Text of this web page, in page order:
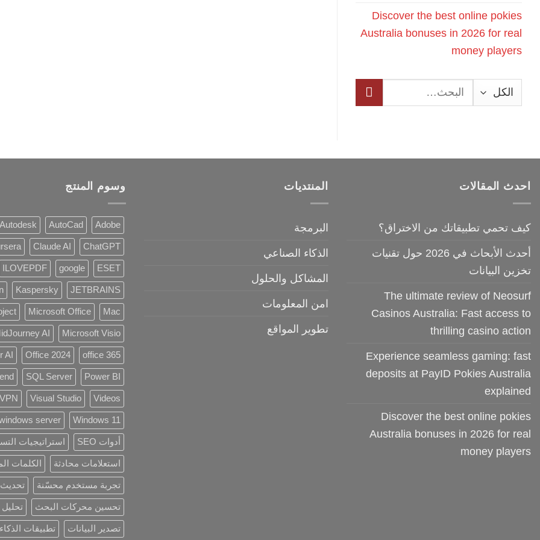
Discover the best online pokies
Australia bonuses in 2026 for real
money players
البحث
عن:
احدث المقالات
كيف تحمي تطبيقاتك من الاختراق؟
أحدث الأبحاث في 2026 حول تقنيات
تخزين البيانات
The ultimate review of Neosurf
Casinos Australia: Fast access to
thrilling casino action
Experience seamless gaming: fast
deposits at PayID Pokies Australia
explained
Discover the best online pokies
Australia bonuses in 2026 for real
money players
المنتديات
البرمجة
الذكاء الصناعي
المشاكل والحلول
امن المعلومات
تطوير المواقع
وسوم المنتج
Adobe
AutoCad
Autodesk
ChatGPT
Claude AI
ESET
google
ILOVEPDF
JETBRAINS
Kaspersky
Mac
Microsoft Office
Microsoft Visio
AI
office 365
Office 2024
AI
Power BI
SQL Server
Videos
Visual Studio
VPN
Windows 11
server
أدوات SEO استراتيجيات
استعلامات محادثة الكلمات
تجربة مستخدم محسّنة تحديث
تحسين محركات البحث
تصدير البيانات تطبيقات